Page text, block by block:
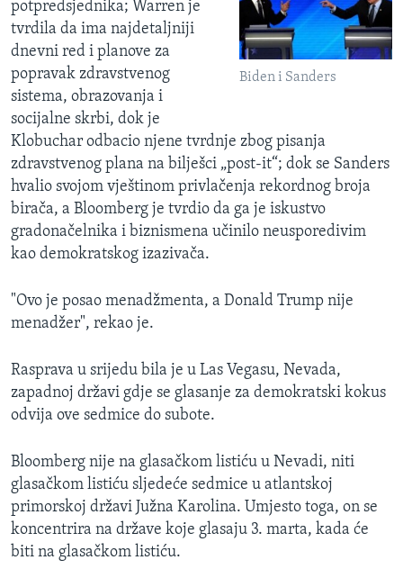
Biden i Sanders
potpredsjednika; Warren je
tvrdila da ima najdetaljniji
dnevni red i planove za
popravak zdravstvenog
sistema, obrazovanja i
socijalne skrbi, dok je
Klobuchar odbacio njene tvrdnje zbog pisanja
zdravstvenog plana na bilješci „post-it“; dok se Sanders
hvalio svojom vještinom privlačenja rekordnog broja
birača, a Bloomberg je tvrdio da ga je iskustvo
gradonačelnika i biznismena učinilo neusporedivim
kao demokratskog izazivača.
"Ovo je posao menadžmenta, a Donald Trump nije
menadžer", rekao je.
Rasprava u srijedu bila je u Las Vegasu, Nevada,
zapadnoj državi gdje se glasanje za demokratski kokus
odvija ove sedmice do subote.
Bloomberg nije na glasačkom listiću u Nevadi, niti
glasačkom listiću sljedeće sedmice u atlantskoj
primorskoj državi Južna Karolina. Umjesto toga, on se
koncentrira na države koje glasaju 3. marta, kada će
biti na glasačkom listiću.